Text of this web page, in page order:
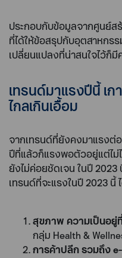
ประกอบกับข้อมูลจากศูนย์ส
ที่ได้ให้ข้อสรุปกับอุตสาหก
เปลี่ยนแปลงที่น่าสนใจไว้ก็
เทรนด์มาแรงปีนี้ เก
ไกลเกินเอื้อม
จากเทรนด์ที่ยังคงมาแรงต่
ปีที่แล้วก็แรงพอตัวอยู่แต่ไม่
ยังไม่ค่อยชัดเจน ในปี 2023
เทรนด์ที่จะแรงในปี 2023 นี้
สุขภาพ ความเป็นอยู่
กลุ่ม Health &
การค้าปลีก รวมถึง